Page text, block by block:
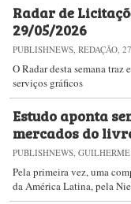
Radar de
29/05/2026
PUBLISHNEWS, REDAÇÃO,
O Radar desta semana
serviços gráficos
Estudo aponta
mercados do
PUBLISHNEWS,
Pela primeira vez, uma
da América Latina, pela